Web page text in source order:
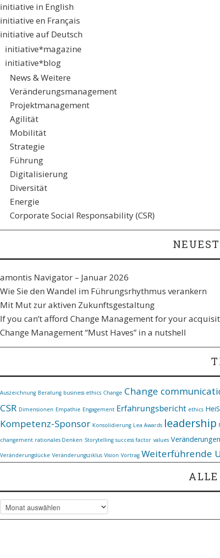
initiative in English
initiative en Français
initiative auf Deutsch
initiative*magazine
initiative*blog
News & Weitere
Veränderungsmanagement
Projektmanagement
Agilität
Mobilität
Strategie
Führung
Digitalisierung
Diversität
Energie
Corporate Social Responsability (CSR)
amontis Navigator – Januar 2026
Wie Sie den Wandel im Führungsrhythmus verankern​
Mit Mut zur aktiven Zukunftsgestaltung
If you can’t afford Change Management for your
Change Management “Must Haves” in a nutshell
Auszeichnung Beratung business ethics Change Change
CSR Dimensionen Empathie Engagement Erfahrungsbericht ethics
Kompetenz-Sponsor Konsolidierung Lea Awards leadership
changement rationales Denken Storytelling success factor values Veränderungen
Veränderungslücke Veränderungsziklus Vision Vortrag Weiterführende
Alle Artikel